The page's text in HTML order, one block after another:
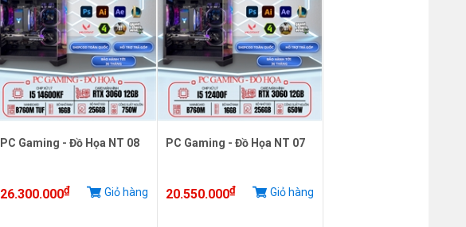
PC Gaming - Đồ Họa NT 08
26.300.000₫ Giỏ hàng
PC Gaming - Đồ Họa NT 07
20.550.000₫ Giỏ hàng